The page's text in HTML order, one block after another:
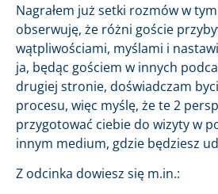
Nagrałem już setki rozmów w
obserwuję, że różni goście
wątpliwościami, myślami i
ja, będąc gościem w innych
drugiej stronie, doświadczam
procesu, więc myślę, że te 2
przygotować ciebie do wizyty w
innym medium, gdzie będziesz
Z odcinka dowiesz się m.in.: